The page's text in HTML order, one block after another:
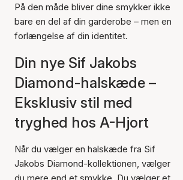
På den måde bliver dine smykker ikke
bare en del af din garderobe – men en
forlængelse af din identitet.
Din nye Sif Jakobs
Diamond-halskæde –
Eksklusiv stil med
tryghed hos A-Hjort
Når du vælger en halskæde fra Sif
Jakobs Diamond-kollektionen, vælger